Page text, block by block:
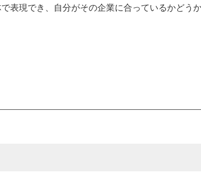
表現でき、自分がその企業に合っているかどう